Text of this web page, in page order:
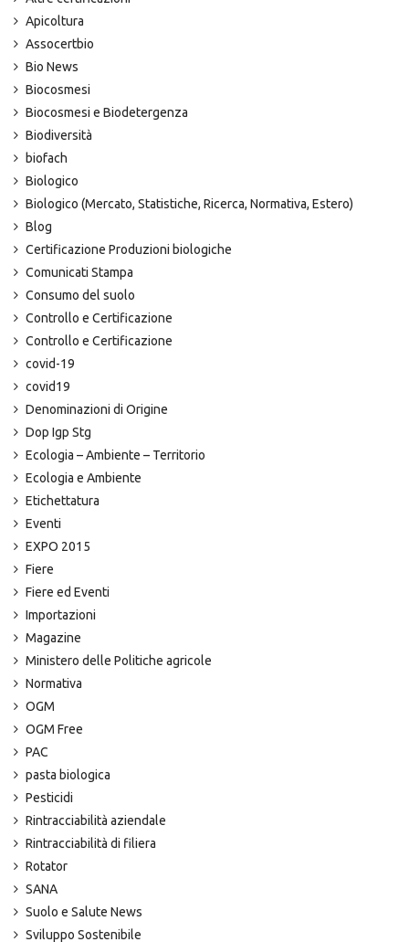
Apicoltura
Assocertbio
Bio News
Biocosmesi
Biocosmesi e Biodetergenza
Biodiversità
biofach
Biologico
Biologico (Mercato, Statistiche, Ricerca, Normativa, Estero)
Blog
Certificazione Produzioni biologiche
Comunicati Stampa
Consumo del suolo
Controllo e Certificazione
Controllo e Certificazione
covid-19
covid19
Denominazioni di Origine
Dop Igp Stg
Ecologia – Ambiente – Territorio
Ecologia e Ambiente
Etichettatura
Eventi
EXPO 2015
Fiere
Fiere ed Eventi
Importazioni
Magazine
Ministero delle Politiche agricole
Normativa
OGM
OGM Free
PAC
pasta biologica
Pesticidi
Rintracciabilità aziendale
Rintracciabilità di filiera
Rotator
SANA
Suolo e Salute News
Sviluppo Sostenibile